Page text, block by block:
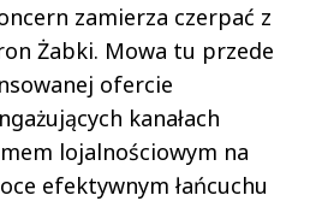
zamierza czerpać z
Żabki. Mowa tu przede
ofercie
kanałach
lojalnościowym na
efektywnym łańcuchu